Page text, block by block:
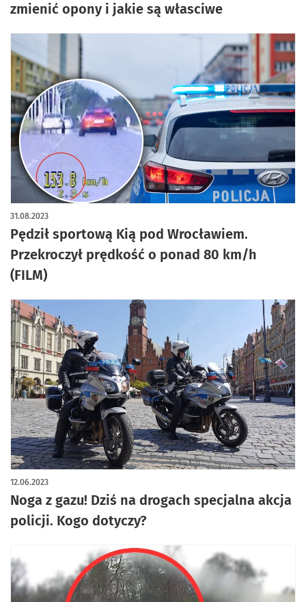
zmienić opony i jakie są własciwe
Pędził sportową Kią pod Wrocławiem.
Przekroczył prędkość o ponad 80 km/h
(FILM)
31.08.2023
Noga z gazu! Dziś na drogach specjalna akcja
policji. Kogo dotyczy?
12.06.2023